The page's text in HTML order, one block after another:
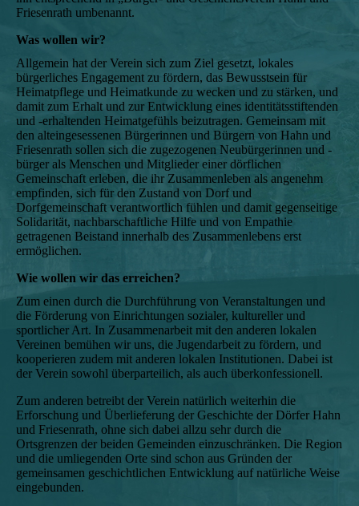
Friesenrath umbenannt.
Was wollen wir?
Allgemein hat der Verein sich zum Ziel gesetzt, lokales
bürgerliches Engagement zu fördern, das Bewusstsein für
Heimatpflege und Heimatkunde zu wecken und zu stärken, und
damit zum Erhalt und zur Entwicklung eines identitätsstiftenden
und -erhaltenden Heimatgefühls beizutragen. Gemeinsam mit
den alteingesessenen Bürgerinnen und Bürgern von Hahn und
Friesenrath sollen sich die zugezogenen Neubürgerinnen und -
bürger als Menschen und Mitglieder einer dörflichen
Gemeinschaft erleben, die ihr Zusammenleben als angenehm
empfinden, sich für den Zustand von Dorf und
Dorfgemeinschaft verantwortlich fühlen und damit gegenseitige
Solidarität, nachbarschaftliche Hilfe und von Empathie
getragenen Beistand innerhalb des Zusammenlebens erst
ermöglichen.
Wie wollen wir das erreichen?
Zum einen durch die Durchführung von Veranstaltungen und
die Förderung von Einrichtungen sozialer, kultureller und
sportlicher Art. In Zusammenarbeit mit den anderen lokalen
Vereinen bemühen wir uns, die Jugendarbeit zu fördern, und
kooperieren zudem mit anderen lokalen Institutionen. Dabei ist
der Verein sowohl überparteilich, als auch überkonfessionell.
Zum anderen betreibt der Verein natürlich weiterhin die
Erforschung und Überlieferung der Geschichte der Dörfer Hahn
und Friesenrath, ohne sich dabei allzu sehr durch die
Ortsgrenzen der beiden Gemeinden einzuschränken. Die Region
und die umliegenden Orte sind schon aus Gründen der
gemeinsamen geschichtlichen Entwicklung auf natürliche Weise
eingebunden.